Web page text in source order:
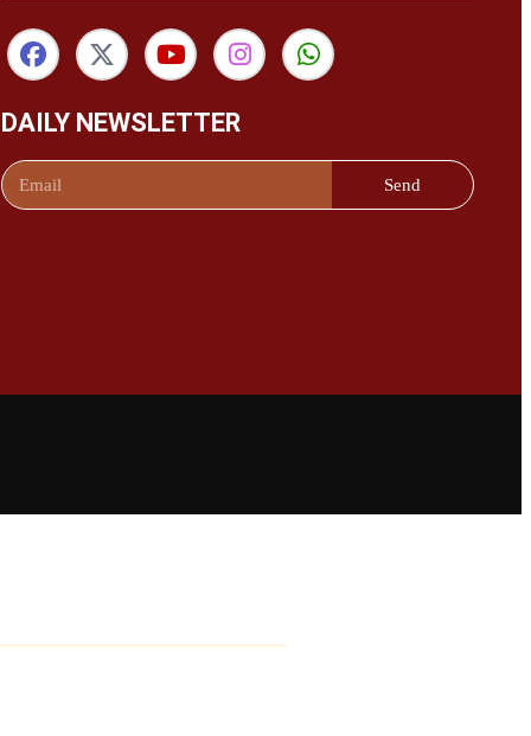
DAILY NEWSLETTER
Send